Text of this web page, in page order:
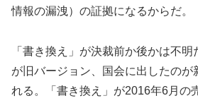
情報の漏洩）の証拠になるからだ。
「書き換え」が決裁前か後かは不
が旧バージョン、国会に出したのが
れる。「書き換え」が2016年6月の